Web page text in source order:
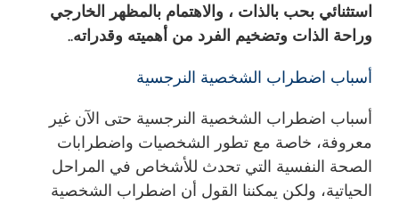
استثنائي بحب بالذات ، والاهتمام بالمظهر الخارجي
وراحة الذات وتضخيم الفرد من أهميته وقدراته..
أسباب اضطراب الشخصية النرجسية
أسباب اضطراب الشخصية النرجسية حتى الآن غير
معروفة، خاصة مع تطور الشخصيات واضطرابات
الصحة النفسية التي تحدث للأشخاص في المراحل
الحياتية، ولكن يمكننا القول أن اضطراب الشخصية